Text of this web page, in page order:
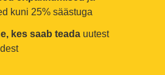
kuni 25% säästuga
kes saab teada uutest